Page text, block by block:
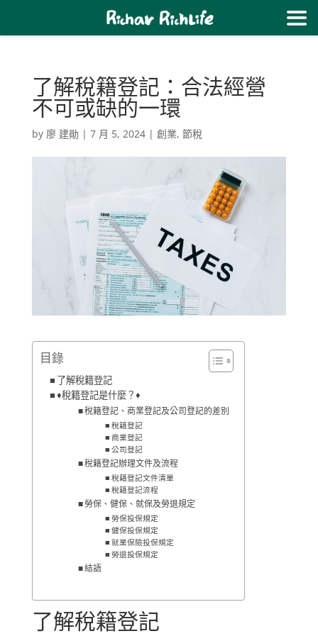
了解稅籍登記：合法經營
不可或缺的一環
by 廖 建勛 | 7 月 5, 2024| 創業, 節稅
目錄
了解稅籍登記
♦稅籍登記是什麼？♦
稅籍登記、商業登記及公司登記的差別
稅籍登記
商業登記
公司登記
稅籍登記辦理文件及流程
稅籍登記文件清單
稅籍登記流程
勞保、健保、就保及勞退規定
勞保投保規定
健保投保規定
就業保險投保規定
勞退投保規定
結語
了解稅籍登記